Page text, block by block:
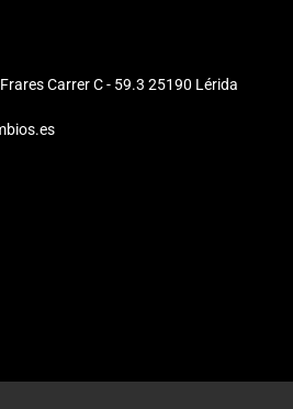
Carrer C - 59.3 25190 Lérida